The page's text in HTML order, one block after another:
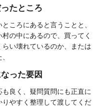
たところ
ころにあると言うことと、
の中にあるので、買ってく
い壊れているのか、または
った要因
良く、疑問質問にも正直に
やすく整理して渡してくだ